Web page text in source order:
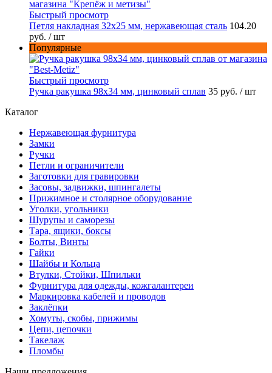
Быстрый просмотр
Петля накладная 32х25 мм, нержавеющая сталь 104.20
руб. / шт
Популярные
Быстрый просмотр
Ручка ракушка 98x34 мм, цинковый сплав 35 руб. / шт
Каталог
Нержавеющая фурнитура
Замки
Ручки
Петли и ограничители
Заготовки для гравировки
Засовы, задвижки, шпингалеты
Прижимное и столярное оборудование
Уголки, угольники
Шурупы и саморезы
Тара, ящики, боксы
Болты, Винты
Гайки
Шайбы и Кольца
Втулки, Стойки, Шпильки
Фурнитура для одежды, кожгалантереи
Маркировка кабелей и проводов
Заклёпки
Хомуты, скобы, прижимы
Цепи, цепочки
Такелаж
Пломбы